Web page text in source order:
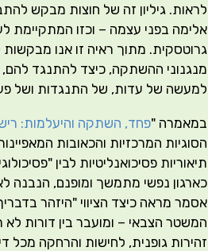
לראות. גיליון זה של חוצות מבקש
אלימה בפני עצמה – וכזו המתקיימת
גרוטסקית. מתוך ראיה זו אנו
מנגנוני ההשתקה, כיצד להתנגד להם,
למעשה של עדות, של התנגדות ושל
במאמרה "פחד, השתקה והיעלמות:
הסוגיות המרכזיות והכאובות
תיאוריות פסיכואנליטיות לבין
כארגון נפשי מתמשך ומופנם, הנבנה
אסמר מראה כיצד הציווי "היזהר
המשטר הצבאי – ומועבר בין דורות לא
זהירות גופנית, לחישות והרחקה מכל